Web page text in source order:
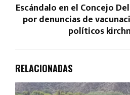
Escándalo en el Concejo
por denuncias de
políticos
RELACIONADAS